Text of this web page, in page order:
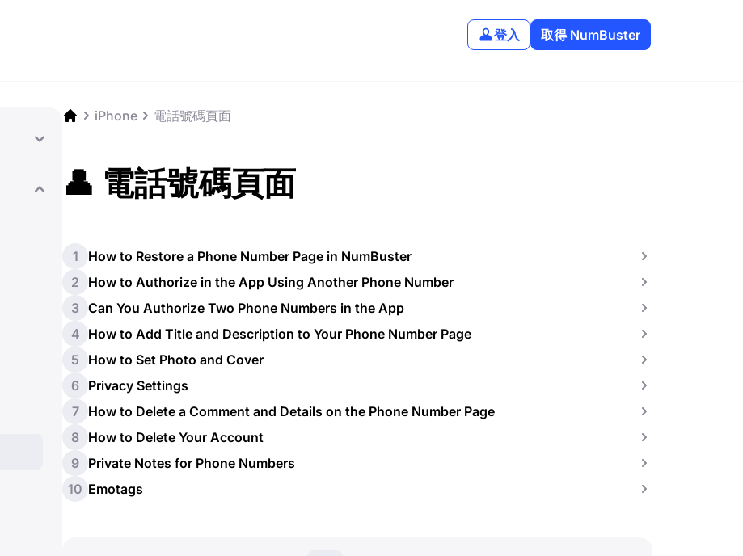
登入 取得 NumBuster
iPhone 電話號碼頁面
👤 電話號碼頁面
1
How to Restore a Phone Number Page in NumBuster
2
How to Authorize in the App Using Another Phone Number
3 Can You Authorize Two Phone Numbers in the App
4 How to Add Title and Description to Your Phone Number Page
5
How to Set Photo and Cover
6 Privacy Settings
7
How to Delete a Comment and Details on the Phone Number Page
8 How to Delete Your Account
9 Private Notes for Phone Numbers
10 Emotags